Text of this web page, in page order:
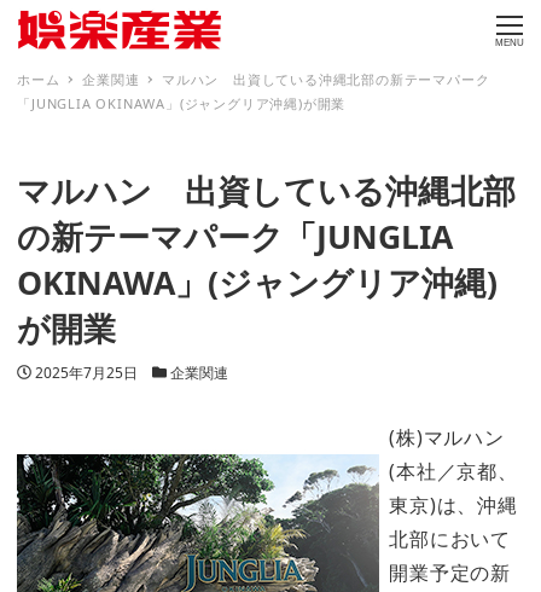
MENU
ホーム 企業関連
マルハン 出資している沖縄北部の新テーマパーク
「JUNGLIA OKINAWA」(ジャングリア沖縄)が開業
マルハン 出資している沖縄北部
の新テーマパーク「JUNGLIA
OKINAWA」(ジャングリア沖縄)
が開業
投稿日
2025年7月25日 カテゴリー
企業関連
(株)マルハン
(本社／京都、
東京)は、沖縄
北部において
開業予定の新